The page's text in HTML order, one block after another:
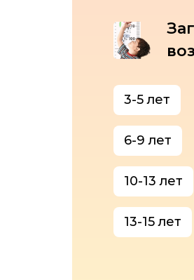
3-5 лет
6-9 лет
10-13 лет
13-15 лет